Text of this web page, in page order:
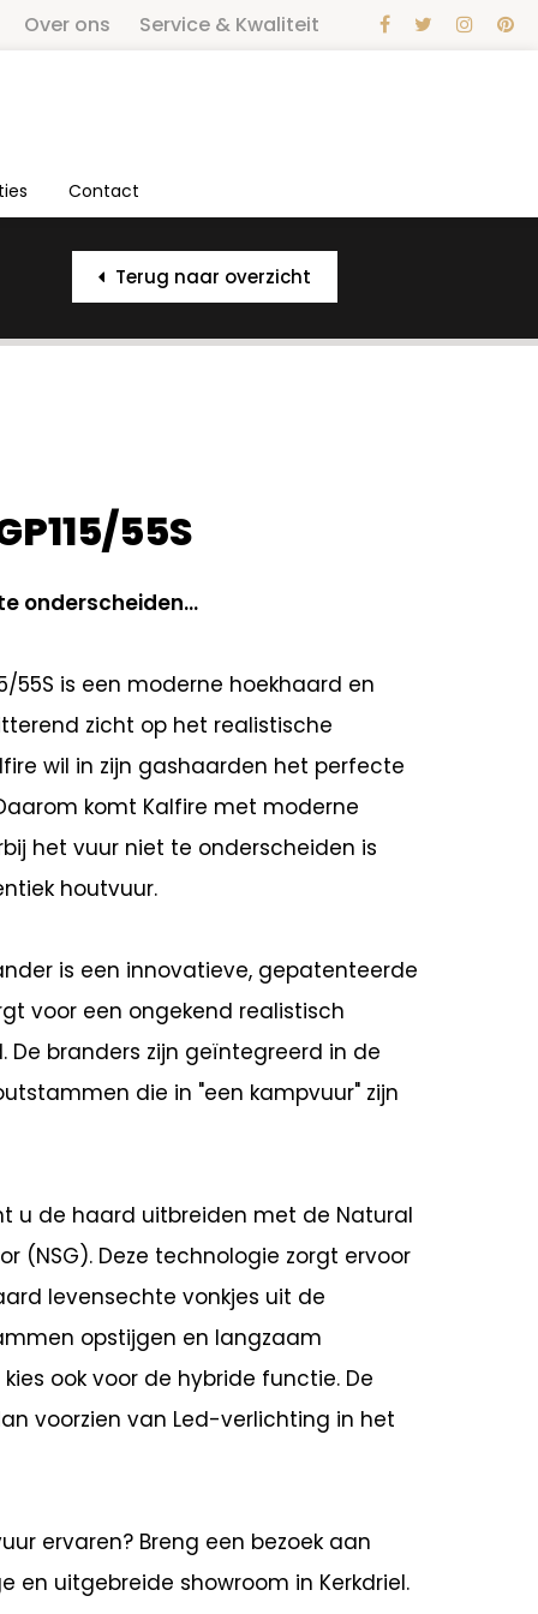
Over ons Service & Kwaliteit
Contact
Terug naar overzicht
55S
onderscheiden...
55S is een moderne hoekhaard en
zicht op het realistische
wil in zijn gashaarden het perfecte
komt Kalfire met moderne
het vuur niet te onderscheiden is
houtvuur.
is een innovatieve, gepatenteerde
voor een ongekend realistisch
De branders zijn geïntegreerd in de
die in "een kampvuur" zijn
u de haard uitbreiden met de Natural
(NSG). Deze technologie zorgt ervoor
levensechte vonkjes uit de
opstijgen en langzaam
ook voor de hybride functie. De
voorzien van Led-verlichting in het
ervaren? Breng een bezoek aan
en uitgebreide showroom in Kerkdriel.